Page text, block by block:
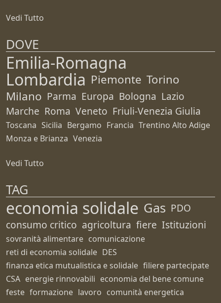
Vedi Tutto
DOVE
Emilia-Romagna
Lombardia Piemonte Torino
Milano Parma Europa Bologna Lazio
Marche Roma Veneto Friuli-Venezia Giulia
Toscana Sicilia Bergamo Francia Trentino Alto Adige
Monza e Brianza Venezia
Vedi Tutto
TAG
economia solidale Gas PDO
consumo critico agricoltura fiere Istituzioni
sovranità alimentare comunicazione
reti di economia solidale DES
finanza etica mutualistica e solidale filiere partecipate
CSA energie rinnovabili economia del bene comune
feste formazione lavoro comunità energetica